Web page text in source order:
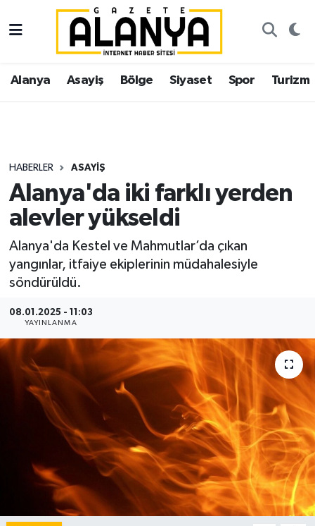
Alanya Asayiş Bölge Siyaset Spor Turizm
HABERLER ASAYIŞ
Alanya'da iki farklı yerden
alevler yükseldi
Alanya'da Kestel ve Mahmutlar’da çıkan
yangınlar, itfaiye ekiplerinin müdahalesiyle
söndürüldü.
08.01.2025 - 11:03
YAYINLANMA
Alanya
Asayiş
Siyaset
Spor
Ekonomi
İstanbul Nöbetçi Eczaneler
İstanbul Hava Durumu
Süper Lig Puan Durumu ve Fikstür
Tüm Manşetler
Son Dakika Haberleri
Haber Arşivi